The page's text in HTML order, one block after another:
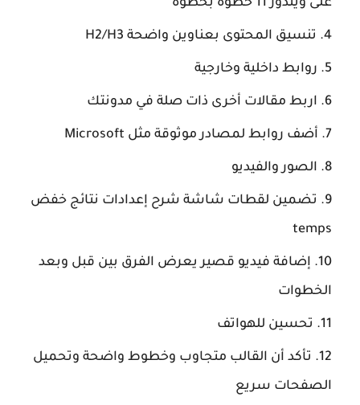
على ويندوز 11 خطوة بخطوة
تنسيق المحتوى بعناوين واضحة H2/H3
روابط داخلية وخارجية
اربط مقالات أخرى ذات صلة في مدونتك
أضف روابط لمصادر موثوقة مثل Microsoft
الصور والفيديو
تضمين لقطات شاشة شرح إعدادات نتائج خفض
temps
إضافة فيديو قصير يعرض الفرق بين قبل وبعد
الخطوات
تحسين للهواتف
تأكد أن القالب متجاوب وخطوط واضحة وتحميل
الصفحات سريع